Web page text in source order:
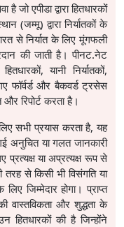
एपीडा द्वारा हितधारकों
(जम्मू) द्वारा निर्यातकों के
से निर्यात के लिए मूंगफली
की जाती है। पीनट.नेट
यानी निर्यातकों,
फॉर्वर्ड और बैकवर्ड ट्रसेस
रिपोर्ट करता है।
सभी प्रयास करता है, यह
अनुचित या गलत जानकारी
प्रत्यक्ष या अप्रत्यक्ष रूप से
तरह से किसी भी विसंगति या
जिम्मेदार होगा। प्राप्त
वास्तविकता और शुद्धता के
हितधारकों की है जिन्होंने